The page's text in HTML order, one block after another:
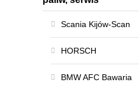
Scania Kijów-Scan
HORSCH
BMW AFC Bawaria